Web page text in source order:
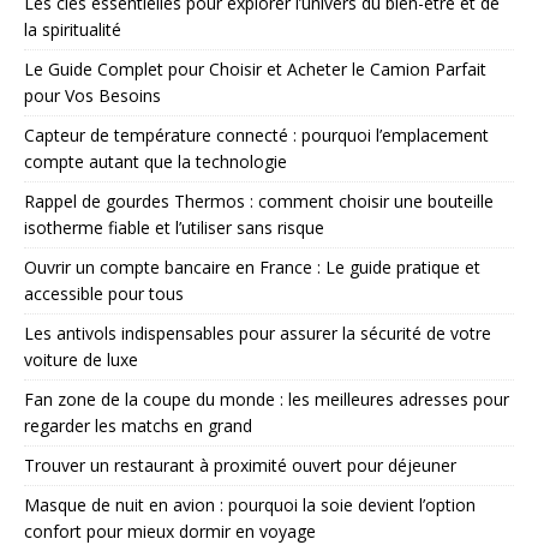
la spiritualité
Le Guide Complet pour Choisir et Acheter le Camion Parfait
pour Vos Besoins
Capteur de température connecté : pourquoi l’emplacement
compte autant que la technologie
Rappel de gourdes Thermos : comment choisir une bouteille
isotherme fiable et l’utiliser sans risque
Ouvrir un compte bancaire en France : Le guide pratique et
accessible pour tous
Les antivols indispensables pour assurer la sécurité de votre
voiture de luxe
Fan zone de la coupe du monde : les meilleures adresses pour
regarder les matchs en grand
Trouver un restaurant à proximité ouvert pour déjeuner
Masque de nuit en avion : pourquoi la soie devient l’option
confort pour mieux dormir en voyage